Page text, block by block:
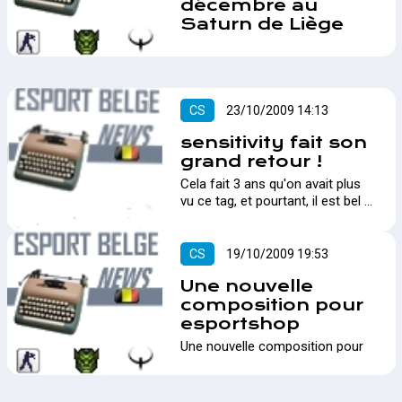
décembre au
Saturn de Liège
CS 23/10/2009 14:13
sensitivity fait son
grand retour !
Cela fait 3 ans qu'on avait plus
vu ce tag, et pourtant, il est bel et
CS 19/10/2009 19:53
Une nouvelle
composition pour
esportshop
Une nouvelle composition pour